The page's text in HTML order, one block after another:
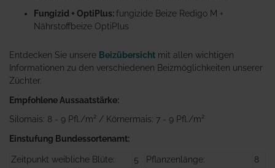
Fungizid + OptiPlus:fungizide Beize Redigo M +
Nährstoffbeize OptiPlus
Entdecken Sie unsere Beizübersicht mit allen wichtigen
Informationen zu den verschiedenen Beizmöglichkeiten unserer
Züchter.
Empfohlene Aussaatstärke:
Silomais: 8 - 9 Pfl./m² / Körnermais: 7 - 9 Pfl./m²
Einstufung Bundessortenamt:
Zeitpunkt weibliche Blüte: 5 Pflanzenlänge:
8